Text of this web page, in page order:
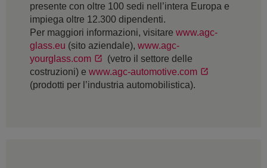
presente con oltre 100 sedi nell’intera Europa e
impiega oltre 12.300 dipendenti.
Per maggiori informazioni, visitare www.agc-
glass.eu (sito aziendale), www.agc-
yourglass.com
(vetro il settore delle
costruzioni) e www.agc-automotive.com
(prodotti per l’industria automobilistica).